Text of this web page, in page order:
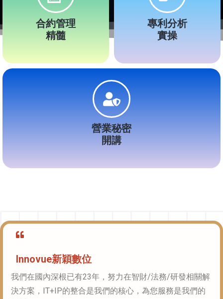
合約管理
精髓
專利分析
實操
營業秘密
開講
Innovue新穎數位
我們在國內深根已有23年，努力在智財/法務/研發相關解
決方案，IT+IP的整合是我們的核心，為您服務是我們的